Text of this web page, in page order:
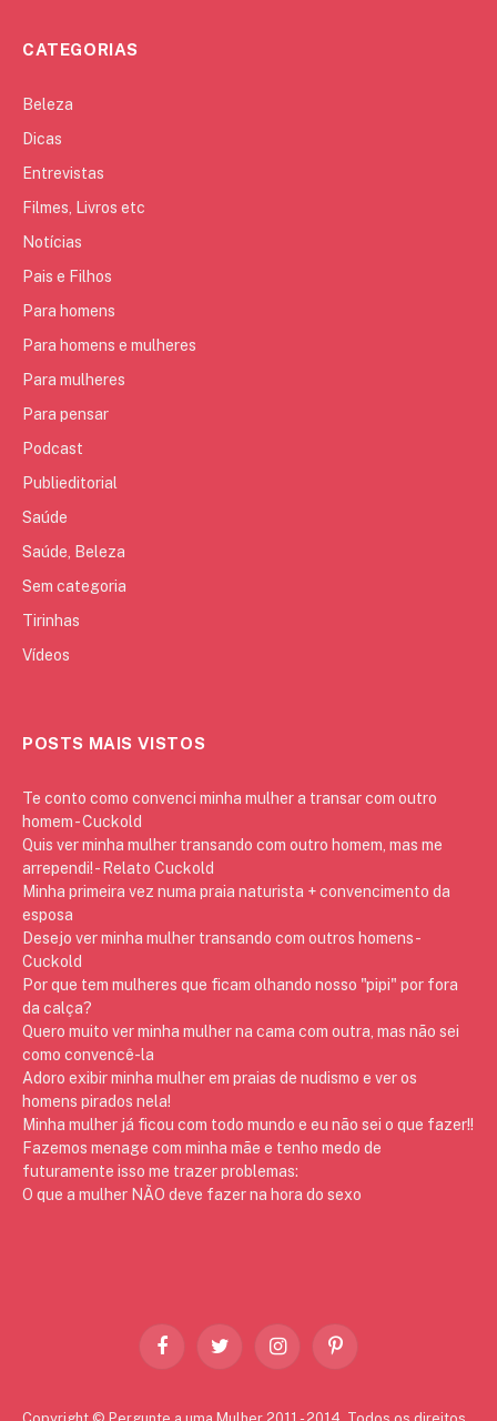
CATEGORIAS
Beleza
Dicas
Entrevistas
Filmes, Livros etc
Notícias
Pais e Filhos
Para homens
Para homens e mulheres
Para mulheres
Para pensar
Podcast
Publieditorial
Saúde
Saúde, Beleza
Sem categoria
Tirinhas
Vídeos
POSTS MAIS VISTOS
Te conto como convenci minha mulher a transar com outro
homem - Cuckold
Quis ver minha mulher transando com outro homem, mas me
arrependi! - Relato Cuckold
Minha primeira vez numa praia naturista + convencimento da
esposa
Desejo ver minha mulher transando com outros homens -
Cuckold
Por que tem mulheres que ficam olhando nosso "pipi" por fora
da calça?
Quero muito ver minha mulher na cama com outra, mas não sei
como convencê-la
Adoro exibir minha mulher em praias de nudismo e ver os
homens pirados nela!
Minha mulher já ficou com todo mundo e eu não sei o que fazer!!
Fazemos menage com minha mãe e tenho medo de
futuramente isso me trazer problemas:
O que a mulher NÃO deve fazer na hora do sexo
FacebookTwitter InstagramPinterest